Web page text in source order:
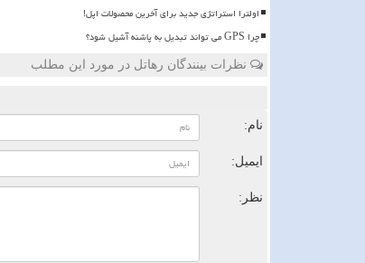
اولترا استراتژی جدید برای آخرین محصولات اپل!
چرا GPS می تواند تبدیل به پاشنه آشیل شود؟
نظرات بینندگان رهاتل در مورد این مطلب
نام:
ایمیل:
نظر: